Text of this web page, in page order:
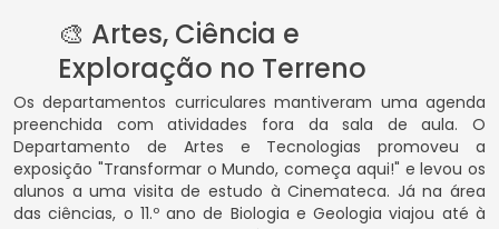
🎨 Artes, Ciência e
Exploração no Terreno
Os departamentos curriculares mantiveram uma agenda
preenchida com atividades fora da sala de aula. O
Departamento de Artes e Tecnologias promoveu a
exposição "Transformar o Mundo, começa aqui!" e levou os
alunos a uma visita de estudo à Cinemateca. Já na área
das ciências, o 11.º ano de Biologia e Geologia viajou até à